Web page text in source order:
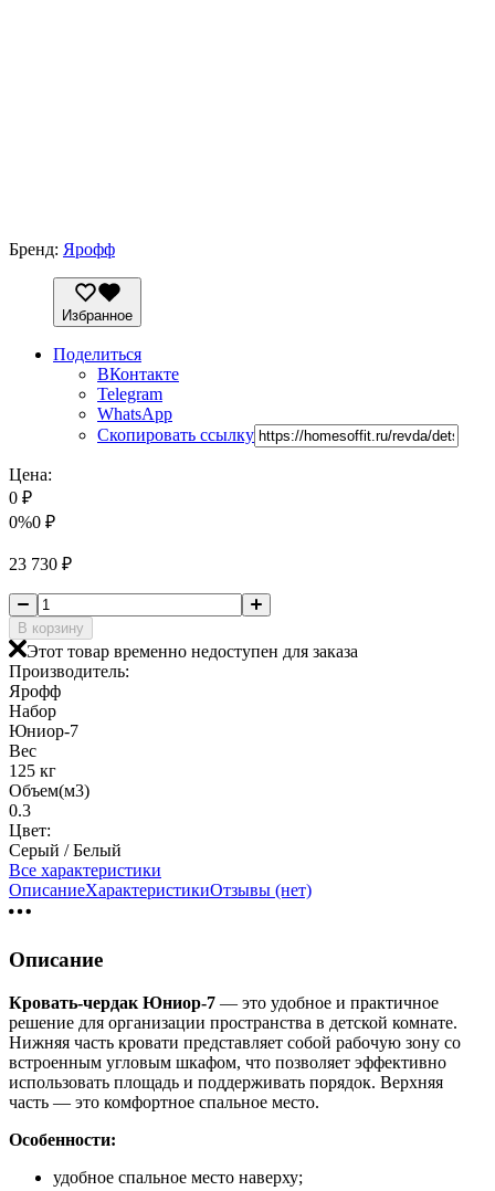
Бренд: Ярофф
Избранное
Поделиться
ВКонтакте
Telegram
WhatsApp
Скопировать ссылку
Цена:
0 ₽
0%0 ₽
23 730 ₽
В корзину
Этот товар временно недоступен для заказа
Производитель:
Ярофф
Набор
Юниор-7
Вес
125 кг
Объем(м3)
0.3
Цвет:
Серый / Белый
Все характеристики
ОписаниеХарактеристикиОтзывы (нет)
Описание
Кровать-чердак Юниор-7 — это удобное и практичное
решение для организации пространства в детской комнате.
Нижняя часть кровати представляет собой рабочую зону со
встроенным угловым шкафом, что позволяет эффективно
использовать площадь и поддерживать порядок. Верхняя
часть — это комфортное спальное место.
Особенности:
удобное спальное место наверху;